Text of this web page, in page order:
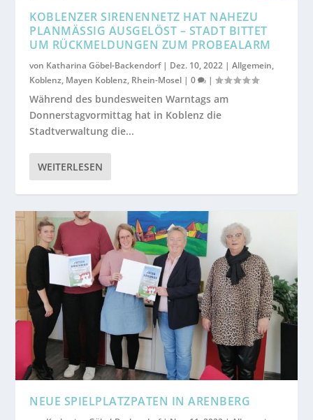
KOBLENZER SIRENENNETZ HAT NAHEZU
PLANMÄSSIG AUSGELÖST – STADT BITTET U
M RÜCKMELDUNGEN ZUM PROBEALARM
von Katharina Göbel-Backendorf| Dez. 10, 2022 |Allgemein,
Koblenz, Mayen Koblenz, Rhein-Mosel |0 |
Während des bundesweiten Warntags am
Donnerstagvormittag hat in Koblenz die
Stadtverwaltung die...
WEITERLESEN
NEUE SPIELPLATZPATEN IN ARENBERG